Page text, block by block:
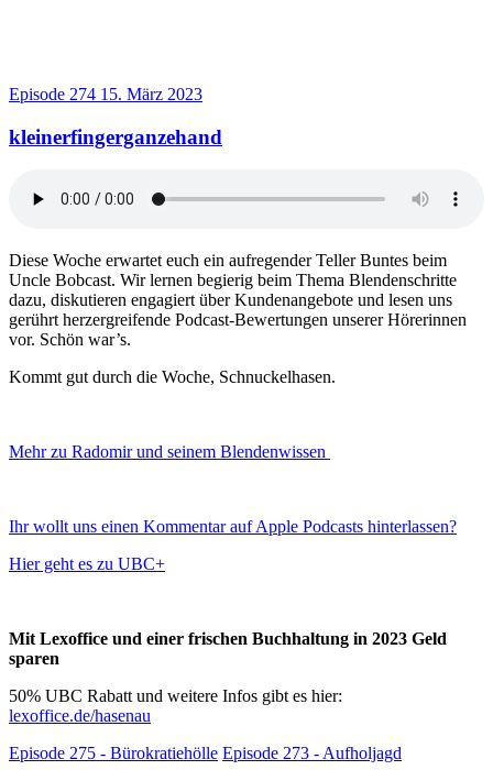
Episode 274 15. März 2023
kleinerfingerganzehand
Diese Woche erwartet euch ein aufregender Teller Buntes beim
Uncle Bobcast. Wir lernen begierig beim Thema Blendenschritte
dazu, diskutieren engagiert über Kundenangebote und lesen uns
gerührt herzergreifende Podcast-Bewertungen unserer Hörerinnen
vor. Schön war’s.
Kommt gut durch die Woche, Schnuckelhasen.
Mehr zu Radomir und seinem Blendenwissen
Ihr wollt uns einen Kommentar auf Apple Podcasts hinterlassen?
Hier geht es zu UBC+
Mit Lexoffice und einer frischen Buchhaltung in 2023 Geld
sparen
50% UBC Rabatt und weitere Infos gibt es hier:
lexoffice.de/hasenau
Episode 275 - Bürokratiehölle Episode 273 - Aufholjagd